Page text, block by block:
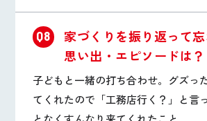
Q8
家づくりを振り返って
思い出・エピソードは？
子どもと一緒の打ち合わせ。グズっ
てくれたので「工務店行く？」と言